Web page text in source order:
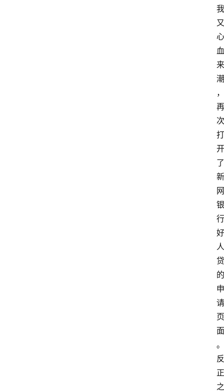
我
又
心
血
来
潮
，
再
次
打
开
了
新
网
银
行
好
人
贷
的
申
请
页
面
。
反
正
之